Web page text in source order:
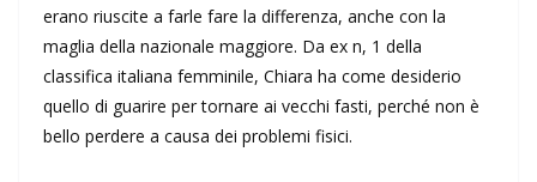
erano riuscite a farle fare la differenza, anche con la
maglia della nazionale maggiore. Da ex n, 1 della
classifica italiana femminile, Chiara ha come desiderio
quello di guarire per tornare ai vecchi fasti, perché non è
bello perdere a causa dei problemi fisici.